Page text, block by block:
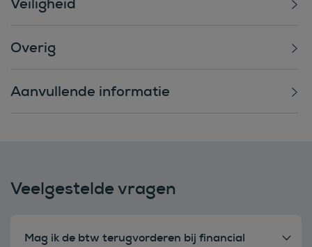
Overig
Aanvullende informatie
Veelgestelde vragen
Mag ik de btw terugvorderen bij financial